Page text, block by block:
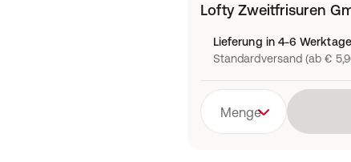
Lofty Zweitfrisuren
Lieferung in 4-6
Standardversand (ab €
Menge